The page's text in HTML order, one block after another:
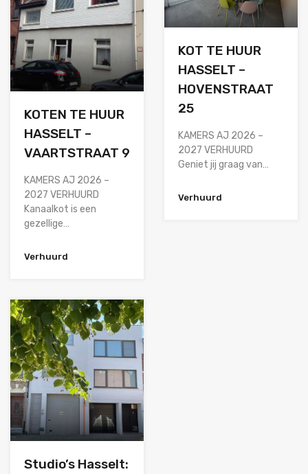
KOTEN TE HUUR
HASSELT –
VAARTSTRAAT 9
KAMERS AJ 2026 –
2027 VERHUURD
Kanaalkot is een
gezellige…
Verhuurd
KOT TE HUUR
HASSELT –
HOVENSTRAAT
25
KAMERS AJ 2026 –
2027 VERHUURD
Geniet jij graag van…
Verhuurd
Studio’s Hasselt: